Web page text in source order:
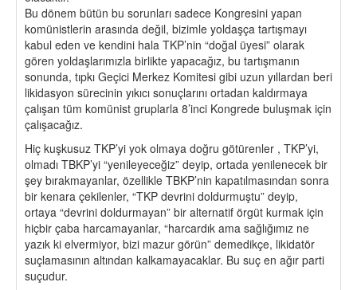
Bu dönem bütün bu sorunları sadece Kongresini yapan
komünistlerin arasında değil, bizimle yoldaşça tartışmayı
kabul eden ve kendini hala TKP’nin “doğal üyesi” olarak
gören yoldaşlarımızla birlikte yapacağız, bu tartışmanın
sonunda, tıpkı Geçici Merkez Komitesi gibi uzun yıllardan beri
likidasyon sürecinin yıkıcı sonuçlarını ortadan kaldırmaya
çalışan tüm komünist gruplarla 8’inci Kongrede buluşmak için
çalışacağız.
Hiç kuşkusuz TKP’yi yok olmaya doğru götürenler , TKP’yi,
olmadı TBKP’yi “yenileyeceğiz” deyip, ortada yenilenecek bir
şey bırakmayanlar, özellikle TBKP’nin kapatılmasından sonra
bir kenara çekilenler, “TKP devrini doldurmuştu” deyip,
ortaya “devrini doldurmayan” bir alternatif örgüt kurmak için
hiçbir çaba harcamayanlar, “harcardık ama sağlığımız ne
yazık ki elvermiyor, bizi mazur görün” demedikçe, likidatör
suçlamasının altından kalkamayacaklar. Bu suç en ağır parti
suçudur.